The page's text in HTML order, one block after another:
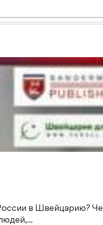
в Швейцарию?